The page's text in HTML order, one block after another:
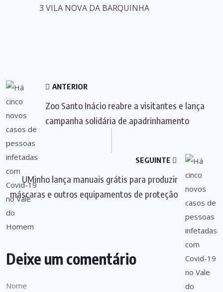
3 VILA NOVA DA BARQUINHA
ANTERIOR
Zoo Santo Inácio reabre a visitantes e lança
campanha solidária de apadrinhamento
SEGUINTE
UMinho lança manuais grátis para produzir
máscaras e outros equipamentos de proteção
Deixe um comentário